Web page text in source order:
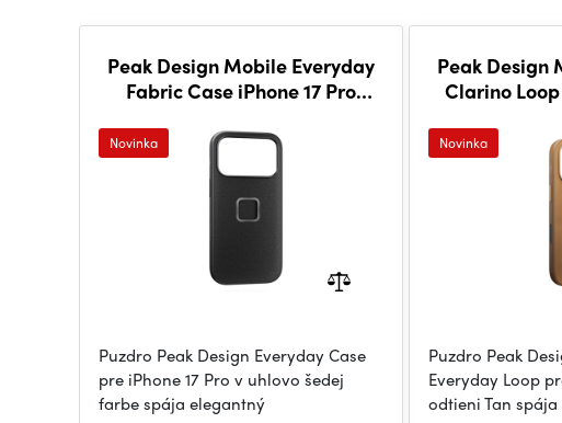
Peak Design Mobile Everyday
Fabric Case iPhone 17 Pro
Novinka
Puzdro Peak Design Everyday Case
pre iPhone 17 Pro v uhlovo šedej
farbe spája elegantný
Peak Design
Clarino Loop
Novinka
Puzdro Peak
Everyday Loop
odtieni Tan